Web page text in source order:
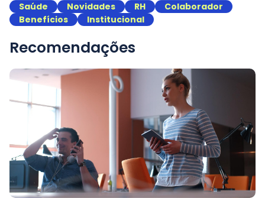
Saúde Novidades RH
Colaborador
Benefícios
Institucional
Recomendações